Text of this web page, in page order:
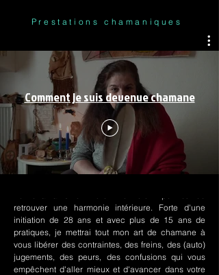
Prestations chamaniques
Comment je suis devenue chamane
retrouver une harmonie intérieure. Forte d'une
initiation de 28 ans et avec plus de 15 ans de
pratiques, je mettrai tout mon art de chamane à
vous libérer des contraintes, des freins, des (auto)
jugements, des peurs, des confusions qui vous
empêchent d'aller mieux et d'avancer dans votre